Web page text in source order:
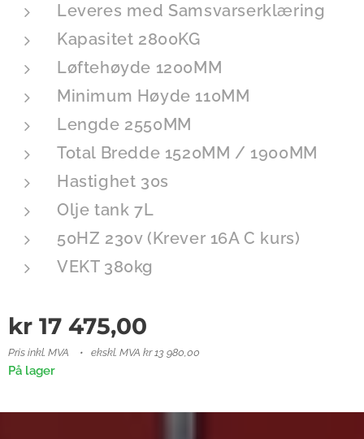
Leveres med Samsvarserklæring
Kapasitet 2800KG
Løftehøyde 1200MM
Minimum Høyde 110MM
Lengde 2550MM
Total Bredde 1520MM / 1900MM
Hastighet 30s
Olje tank 7L
50HZ 230v (Krever 16A C kurs)
VEKT 380kg
kr 17 475,00
Pris inkl. MVA ekskl. MVA kr 13 980,00
På lager